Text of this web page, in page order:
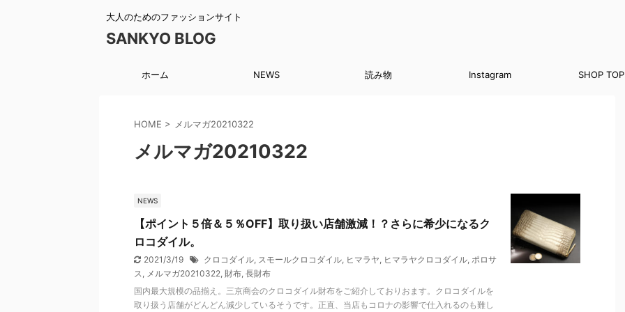
大人のためのファッションサイト
SANKYO BLOG
ホーム NEWS 読み物 Instagram SHOP TOP
HOME > メルマガ20210322
メルマガ20210322
NEWS
【ポイント５倍＆５％OFF】取り扱い店舗激減！？さらに希少になるク
ロコダイル。
2021/3/19 クロコダイル, スモールクロコダイル, ヒマラヤ, ヒマラヤクロコダイル, ポロサ
ス, メルマガ20210322, 財布, 長財布
国内最大規模の品揃え。三京商会のクロコダイル財布をご紹介しておりおます。クロコダイルを
取り扱う店舗がどんどん減少しているそうです。正直、当店もコロナの影響で仕入れるのも難し